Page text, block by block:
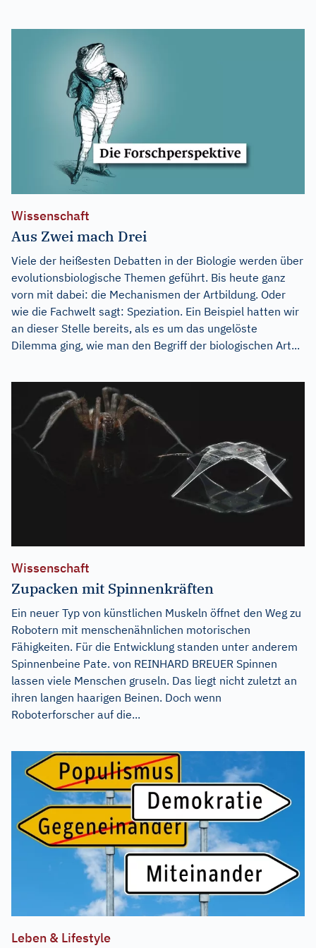
Wissenschaft
Aus Zwei mach Drei
Viele der heißesten Debatten in der Biologie werden über
evolutionsbiologische Themen geführt. Bis heute ganz
vorn mit dabei: die Mechanismen der Artbildung. Oder
wie die Fachwelt sagt: Speziation. Ein Beispiel hatten wir
an dieser Stelle bereits, als es um das ungelöste
Dilemma ging, wie man den Begriff der biologischen Art...
Wissenschaft
Zupacken mit Spinnenkräften
Ein neuer Typ von künstlichen Muskeln öffnet den Weg zu
Robotern mit menschenähnlichen motorischen
Fähigkeiten. Für die Entwicklung standen unter anderem
Spinnenbeine Pate. von REINHARD BREUER Spinnen
lassen viele Menschen gruseln. Das liegt nicht zuletzt an
ihren langen haarigen Beinen. Doch wenn
Roboterforscher auf die...
Leben & Lifestyle